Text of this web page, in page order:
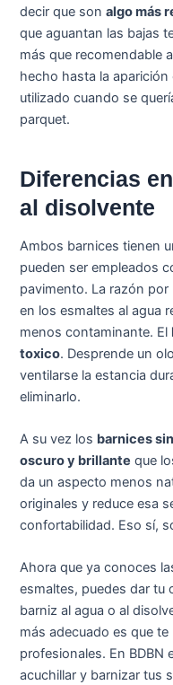
decir que sonalgo más
que aguantan las bajas
más que recomendable
hecho hasta la aparición
utilizado cuando se
parquet.
Diferencias
al disolvente
Ambos barnices tienen
pueden ser empleados
pavimento. La razón
en los esmaltes al agua
menos contaminante. El
toxico. Desprende un
ventilarse la estancia
eliminarlo.
A su vez los barnices
oscuro y brillante que
da un aspecto menos
originales y reduce esa
confortabilidad. Eso sí,
Ahora que ya conoces
esmaltes, puedes dar tu
barniz al agua o al
más adecuado es que
profesionales. En
acuchillar y barnizar tus